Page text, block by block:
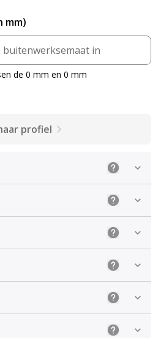
mm)
de 0 mm en 0 mm
profiel
Uitleg:
Uitleg:
Uitleg: De
Uitleg:
Uitleg:
Uitleg: